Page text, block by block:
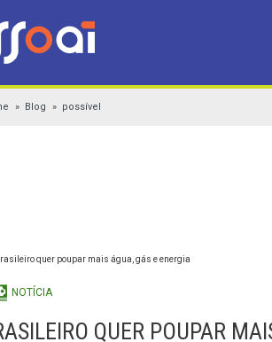
Blog possível
NOTÍCIA
QUER POUPAR